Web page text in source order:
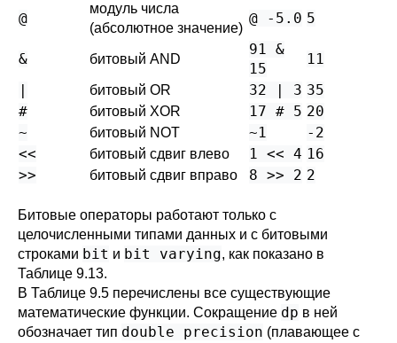
@
модуль числа
(абсолютное значение)
@ -5.0 5
& битовый AND
91 &
15
11
|
битовый OR 32 | 3 35
#
битовый XOR 17 # 5 20
~
битовый NOT ~1
-2
<<
битовый сдвиг влево 1 << 4 16
>>
битовый сдвиг вправо 8 >> 2 2
Битовые операторы работают только с
целочисленными типами данных и с битовыми
строками bit и bit varying, как показано в
Таблице 9.13.
В Таблице 9.5 перечислены все существующие
математические функции. Сокращение dp в ней
обозначает тип double precision (плавающее с